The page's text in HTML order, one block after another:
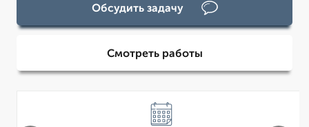
Обсудить задачу
Смотреть работы